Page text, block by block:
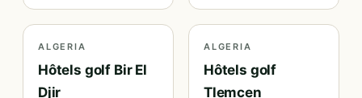
ALGERIA
Hôtels golf Bir El
Djir
ALGERIA
Hôtels golf
Tlemcen